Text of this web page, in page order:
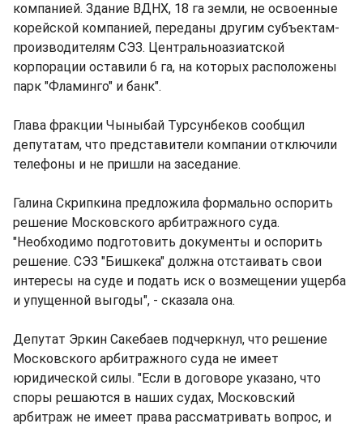
компанией. Здание ВДНХ, 18 га земли, не освоенные
корейской компанией, переданы другим субъектам-
производителям СЭЗ. Центральноазиатской
корпорации оставили 6 га, на которых расположены
парк "Фламинго" и банк".
Глава фракции Чыныбай Турсунбеков сообщил
депутатам, что представители компании отключили
телефоны и не пришли на заседание.
Галина Скрипкина предложила формально оспорить
решение Московского арбитражного суда.
"Необходимо подготовить документы и оспорить
решение. СЭЗ "Бишкека" должна отстаивать свои
интересы на суде и подать иск о возмещении ущерба
и упущенной выгоды", - сказала она.
Депутат Эркин Сакебаев подчеркнул, что решение
Московского арбитражного суда не имеет
юридической силы. "Если в договоре указано, что
споры решаются в наших судах, Московский
арбитраж не имеет права рассматривать вопрос, и